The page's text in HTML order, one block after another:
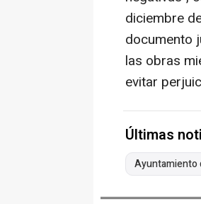
diciembre
documento
las obras
evitar
Últimas
Ayuntamiento